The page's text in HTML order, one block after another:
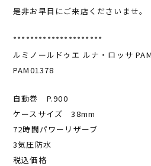
是非お早目にご来店くださいませ。
*********************
ルミノールドゥエ ルナ・ロッサ
PAM01378
自動巻 P.900
ケースサイズ 38mm
72時間パワーリザーブ
3気圧防水
税込価格